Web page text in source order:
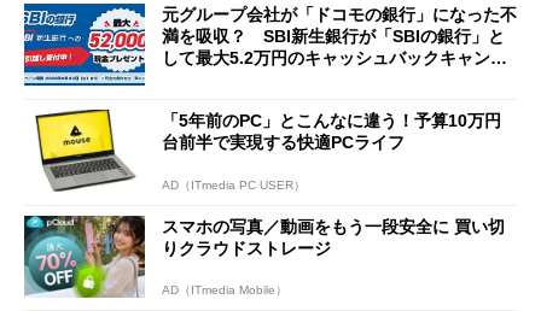
元グループ会社が「ドコモの銀行」になった不
満を吸収？ SBI新生銀行が「SBIの銀行」と
して最大5.2万円のキャッシュバックキャンペ
「5年前のPC」とこんなに違う！予算10万円
台前半で実現する快適PCライフ
AD（ITmedia PC USER）
スマホの写真／動画をもう一段安全に 買い切
りクラウドストレージ
AD（ITmedia Mobile）